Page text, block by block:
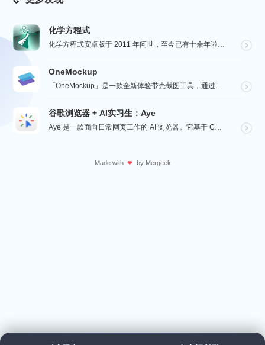
化学方程式
化学方程式安卓版于 2011 年问世，至今已有十余年啦！在广大网友的积极贡献和我们的悉心维护下，如今...
OneMockup
「OneMockup」是一款全新体验带壳截图工具，通过导入个人照片和丰富的设备模型，用户可以轻松创建...
谷歌浏览器 + AI实习生：Aye
Aye 是一款面向日常网页工作的 AI 浏览器。它基于 Chromium 构建，保留接近谷歌浏览器的...
Made with ❤ by Mergeek